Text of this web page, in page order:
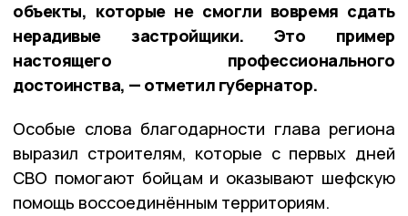
объекты, которые не смогли вовремя сдать
нерадивые застройщики. Это пример
настоящего профессионального
достоинства, — отметил губернатор.
Особые слова благодарности глава региона
выразил строителям, которые с первых дней
СВО помогают бойцам и оказывают шефскую
помощь воссоединённым территориям.